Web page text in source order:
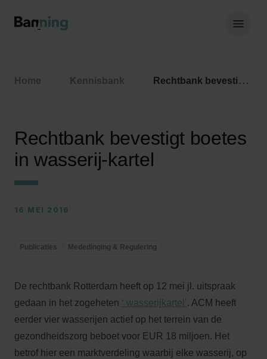
Home Kennisbank Rechtbank bevestigt boetes in wasserij-kartel
Rechtbank bevestigt boetes
in wasserij-kartel
16 MEI 2016
Publicaties Mededinging & Regulering
De rechtbank Rotterdam heeft op 12 mei jl. uitspraak
gedaan in het zogeheten ‘ wasserijkartel’. ACM heeft
eerder vier wasserijen actief op het terrein van de
gezondheidszorg beboet voor EUR 18 miljoen. Het
betrof hier een marktverdeling waarbij elke wasserij, op